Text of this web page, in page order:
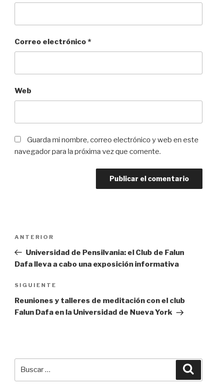
Correo electrónico *
Web
Guarda mi nombre, correo electrónico y web en este
navegador para la próxima vez que comente.
entradas
Entrada
anterior:
ANTERIOR
Universidad de Pensilvania: el Club de Falun
Dafa lleva a cabo una exposición informativa
Siguiente
entrada
SIGUIENTE
Reuniones y talleres de meditación con el club
Falun Dafa en la Universidad de Nueva York